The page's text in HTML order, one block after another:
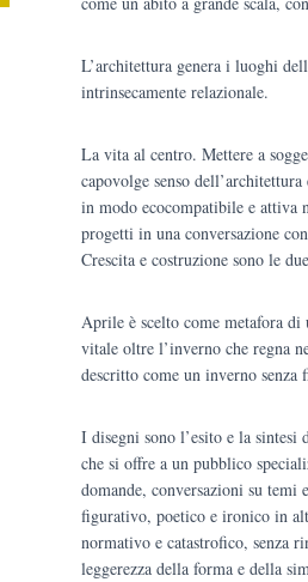
L’architettura genera i luoghi
intrinsecamente relazionale.
La vita al centro. Mettere a
capovolge senso
in modo ecocompatibile e attiva
progetti in una conversazione
Crescita e costruzione sono le
Aprile è scelto come metafora
vitale oltre l’inverno che regna
descritto come un inverno senza
I disegni sono l’esito e la sintesi
che si offre a un pubblico
domande, conversazioni su
figurativo, poetico e ironico in
normativo e catastrofico, senza
leggerezza della forma e della